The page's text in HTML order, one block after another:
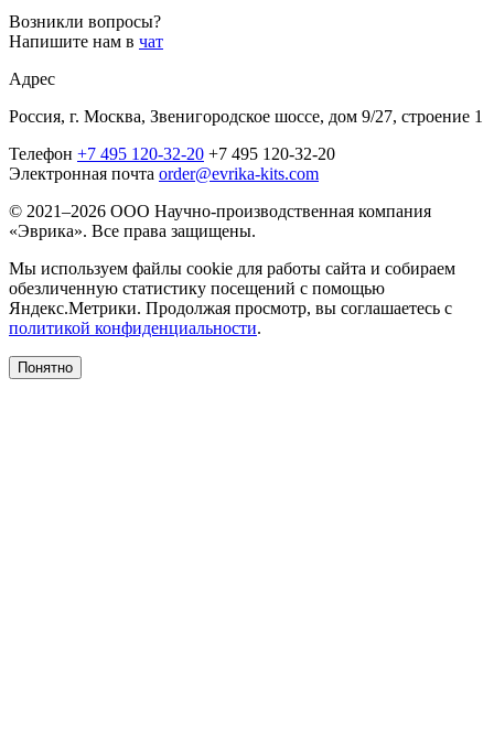
Возникли вопросы?
Напишите нам в чат
Адрес
Россия, г. Москва, Звенигородское шоссе, дом 9/27, строение 1
Телефон +7 495 120-32-20 +7 495 120-32-20
Электронная почта order@evrika-kits.com
© 2021–2026 ООО Научно-производственная компания
«Эврика». Все права защищены.
Мы используем файлы cookie для работы сайта и собираем
обезличенную статистику посещений с помощью
Яндекс.Метрики. Продолжая просмотр, вы соглашаетесь с
политикой конфиденциальности.
Понятно